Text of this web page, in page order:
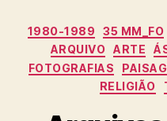
1980-1989 35 MM_FO
ARQUIVO ARTE
FOTOGRAFIAS
RELIGIÃO